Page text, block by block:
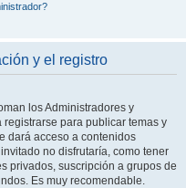
y el registro
los Administradores y
para publicar temas y
dará acceso a contenidos
no disfrutaría, como tener
privados, suscripción a grupos de
Es muy recomendable.